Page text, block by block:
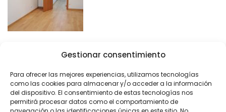
Gestionar consentimiento
Para ofrecer las mejores experiencias, utilizamos tecnologías
como las cookies para almacenar y/o acceder a la información
del dispositivo. El consentimiento de estas tecnologías nos
permitirá procesar datos como el comportamiento de